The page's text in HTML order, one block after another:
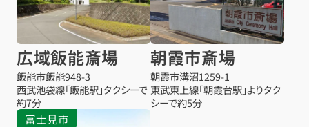
広域飯能斎場
飯能市飯能948-3
西武池袋線「飯能駅」タクシーで
約7分
朝霞市斎場
朝霞市溝沼1259-1
東武東上線「朝霞台駅」よりタク
シーで約5分
富士見市